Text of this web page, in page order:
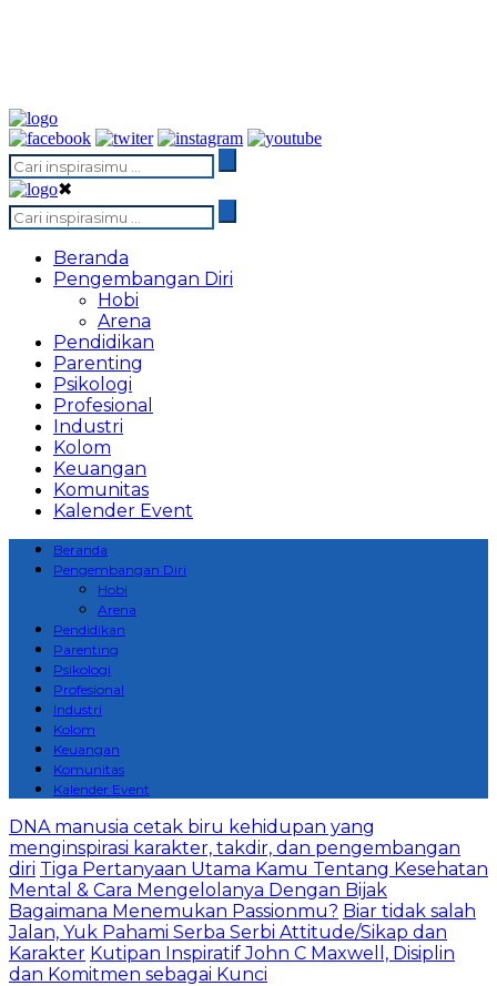
✖
Beranda
Pengembangan Diri
Hobi
Arena
Pendidikan
Parenting
Psikologi
Profesional
Industri
Kolom
Keuangan
Komunitas
Kalender Event
Beranda
Pengembangan Diri
Hobi
Arena
Pendidikan
Parenting
Psikologi
Profesional
Industri
Kolom
Keuangan
Komunitas
Kalender Event
DNA manusia cetak biru kehidupan yang
menginspirasi karakter, takdir, dan pengembangan
diri Tiga Pertanyaan Utama Kamu Tentang Kesehatan
Mental & Cara Mengelolanya Dengan Bijak
Bagaimana Menemukan Passionmu? Biar tidak salah
Jalan, Yuk Pahami Serba Serbi Attitude/Sikap dan
Karakter Kutipan Inspiratif John C Maxwell, Disiplin
dan Komitmen sebagai Kunci